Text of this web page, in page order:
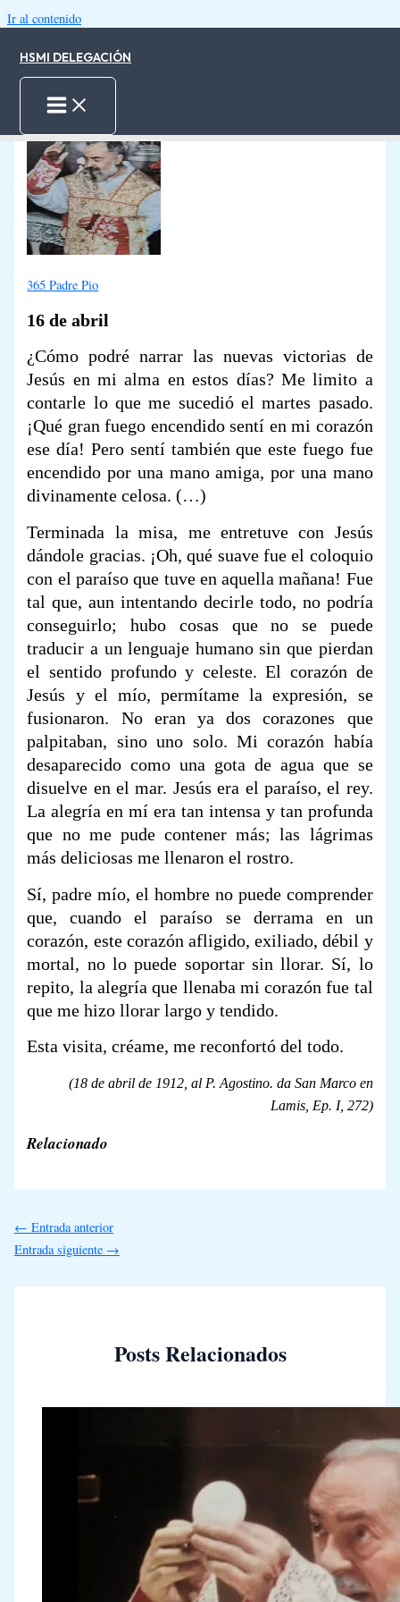
Ir al contenido
HSMI DELEGACIÓN
16.04.2025-2 minutes of reading
Inicio
Padre Pio 16-Abr
365 Padre Pio
16 de abril
¿Cómo podré narrar las nuevas victorias de
Jesús en mi alma en estos días? Me limito a
contarle lo que me sucedió el martes pasado.
¡Qué gran fuego encendido sentí en mi corazón
ese día! Pero sentí también que este fuego fue
encendido por una mano amiga, por una mano
divinamente celosa. (…)
Terminada la misa, me entretuve con Jesús
dándole gracias. ¡Oh, qué suave fue el coloquio
con el paraíso que tuve en aquella mañana! Fue
tal que, aun intentando decirle todo, no podría
conseguirlo; hubo cosas que no se puede
traducir a un lenguaje humano sin que pierdan
el sentido profundo y celeste. El corazón de
Jesús y el mío, permítame la expresión, se
fusionaron. No eran ya dos corazones que
palpitaban, sino uno solo. Mi corazón había
desaparecido como una gota de agua que se
disuelve en el mar. Jesús era el paraíso, el rey.
La alegría en mí era tan intensa y tan profunda
que no me pude contener más; las lágrimas
más deliciosas me llenaron el rostro.
Sí, padre mío, el hombre no puede comprender
que, cuando el paraíso se derrama en un
corazón, este corazón afligido, exiliado, débil y
mortal, no lo puede soportar sin llorar. Sí, lo
repito, la alegría que llenaba mi corazón fue tal
que me hizo llorar largo y tendido.
Esta visita, créame, me reconfortó del todo.
(18 de abril de 1912, al P. Agostino. da San Marco en
Lamis, Ep. I, 272)
Relacionado
← Entrada anterior
Entrada siguiente →
Posts Relacionados